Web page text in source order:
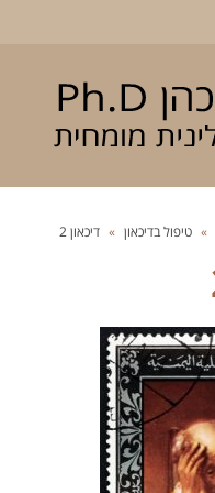
» טיפול בדיכאון » דיכאון 2